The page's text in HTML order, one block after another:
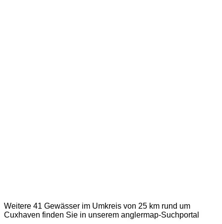
Weitere 41 Gewässer im Umkreis von 25 km rund um
Cuxhaven finden Sie in unserem anglermap-Suchportal